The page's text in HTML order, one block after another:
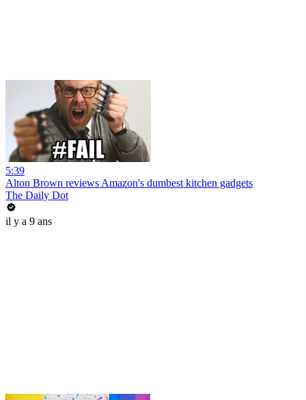
5:39
Alton Brown reviews Amazon's dumbest kitchen gadgets
The Daily Dot
il y a 9 ans